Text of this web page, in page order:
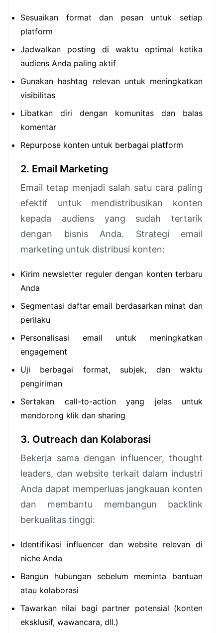
Sesuaikan format dan pesan untuk setiap
platform
Jadwalkan posting di waktu optimal ketika
audiens Anda paling aktif
Gunakan hashtag relevan untuk meningkatkan
visibilitas
Libatkan diri dengan komunitas dan balas
komentar
Repurpose konten untuk berbagai platform
2. Email Marketing
Email tetap menjadi salah satu cara paling
efektif untuk mendistribusikan konten
kepada audiens yang sudah tertarik
dengan bisnis Anda. Strategi email
marketing untuk distribusi konten:
Kirim newsletter reguler dengan konten terbaru
Anda
Segmentasi daftar email berdasarkan minat dan
perilaku
Personalisasi email untuk meningkatkan
engagement
Uji berbagai format, subjek, dan waktu
pengiriman
Sertakan call-to-action yang jelas untuk
mendorong klik dan sharing
3. Outreach dan Kolaborasi
Bekerja sama dengan influencer, thought
leaders, dan website terkait dalam industri
Anda dapat memperluas jangkauan konten
dan membantu membangun backlink
berkualitas tinggi:
Identifikasi influencer dan website relevan di
niche Anda
Bangun hubungan sebelum meminta bantuan
atau kolaborasi
Tawarkan nilai bagi partner potensial (konten
eksklusif, wawancara, dll.)